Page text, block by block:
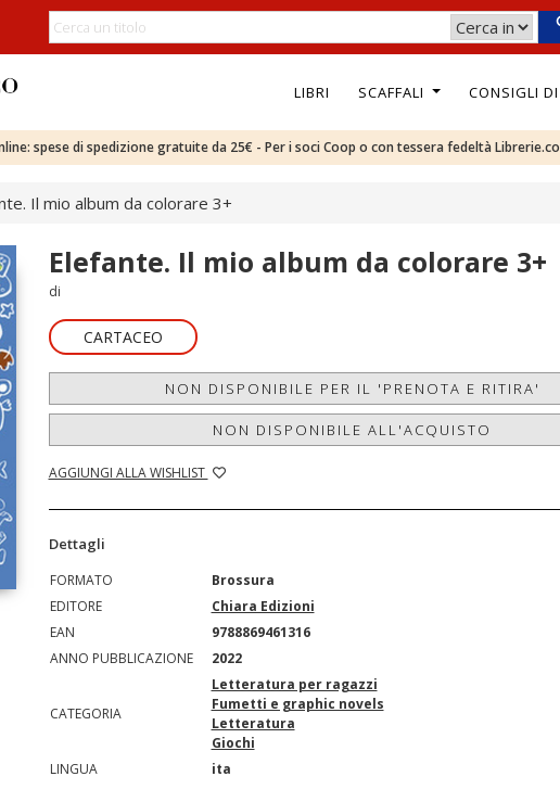
LIBRI SCAFFALI CONSIGLI
spese di spedizione gratuite da 25€ - Per i soci Coop o con tessera fedeltà
Il mio album da colorare 3+
Elefante. Il mio album da colorare 3+
di
CARTACEO
NON DISPONIBILE PER IL 'PRENOTA E RITIRA'
NON DISPONIBILE ALL'ACQUISTO
AGGIUNGI ALLA WISHLIST
Dettagli
FORMATO
Brossura
EDITORE
Chiara Edizioni
EAN
9788869461316
ANNO PUBBLICAZIONE
2022
CATEGORIA
Letteratura per ragazzi
Fumetti e graphic novels
Letteratura
Giochi
LINGUA
ita